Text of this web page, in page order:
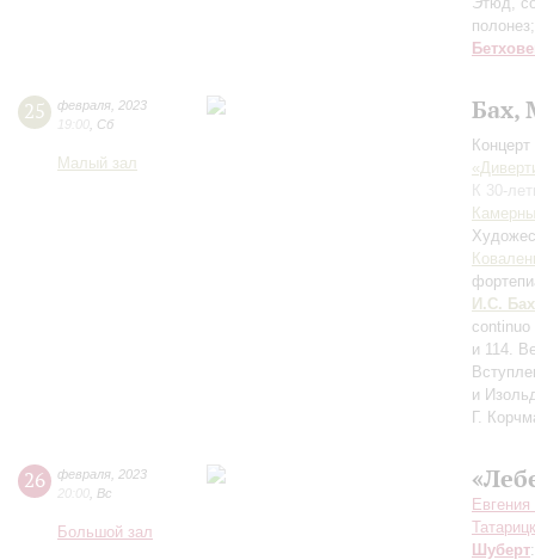
25 февраля 2023
19:00 Сб
Малый зал
Бах,
К 30-
И.С. Бах
и 114.
и
Г.
26 февраля 2023
20:00 Вс
Большой зал
Шуберт